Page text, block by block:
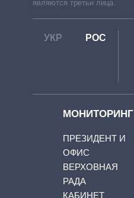
являются третьи лица.
УКР РОС
МОНИТОРИНГ
ПРЕЗИДЕНТ И
ОФИС
ВЕРХОВНАЯ
РАДА
КАБИНЕТ